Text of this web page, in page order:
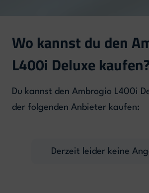
Wo kannst du den
L400i Deluxe kaufen?
Du kannst den Ambrogio L400i
der folgenden Anbieter kaufen:
Derzeit leider keine